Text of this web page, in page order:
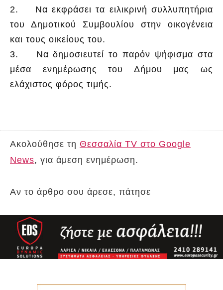
2. Να εκφράσει τα ειλικρινή συλλυπητήρια
του Δημοτικού Συμβουλίου στην οικογένεια
και τους οικείους του.
3. Να δημοσιευτεί το παρόν ψήφισμα στα
μέσα ενημέρωσης του Δήμου μας ως
ελάχιστος φόρος τιμής.
Ακολούθησε τη Θεσσαλία TV στο Google
News, για άμεση ενημέρωση.
Αν το άρθρο σου άρεσε, πάτησε